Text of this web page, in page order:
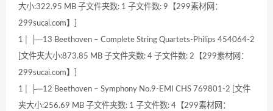
大小:322.95 MB 子文件夹数: 1 子文件数: 9【299素材网：
299sucai.com】]
1│ ├─13 Beethoven – Complete String Quartets-Philips 454064-2
[文件夹大小:873.85 MB 子文件夹数: 4 子文件数: 2【299素材网：
299sucai.com】]
1│ ├─12 Beethoven – Symphony No.9-EMI CHS 769801-2 [文件
夹大小:256.69 MB 子文件夹数: 1 子文件数: 4【299素材网：